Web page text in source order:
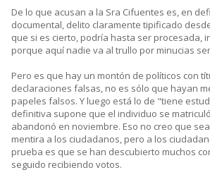
De lo que acusan a la Sra Cifuentes es, en
documental, delito claramente tipificado
que si es cierto, podría hasta ser procesada,
porque aquí nadie va al trullo por minucias
Pero es que hay un montón de políticos con
declaraciones falsas, no es sólo que hayan
papeles falsos. Y luego está lo de "tiene
definitiva supone que el individuo se
abandonó en noviembre. Eso no creo que
mentira a los ciudadanos, pero a los
prueba es que se han descubierto muchos
seguido recibiendo votos.